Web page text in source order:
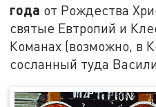
года от Рождества
святые Евтропий и
Команах (возможно, в
сосланный туда